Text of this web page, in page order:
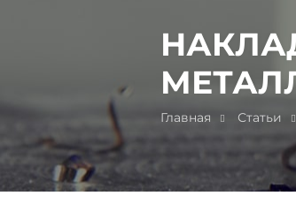
Главная Статьи